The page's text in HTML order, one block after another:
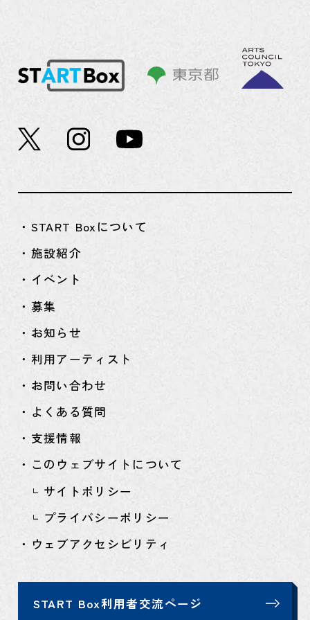
・START Boxについて
・施設紹介
・イベント
・募集
・お知らせ
・利用アーティスト
・お問い合わせ
・よくある質問
・支援情報
・このウェブサイトについて
サイトポリシー
プライバシーポリシー
・ウェブアクセシビリティ
START Box利用者交流ページ